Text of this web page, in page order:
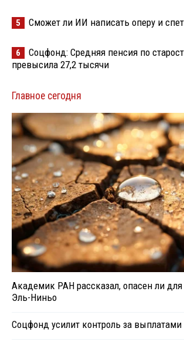
5 Сможет ли ИИ написать оперу и
6
Соцфонд: Средняя пенсия по
превысила 27,2 тысячи
Главное сегодня
Академик РАН рассказал, опасен ли
Эль-Ниньо
Соцфонд усилит контроль за